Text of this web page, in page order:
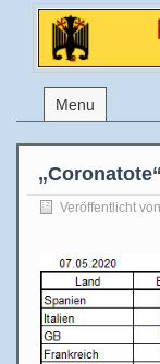
Menu
Veröffentlicht von